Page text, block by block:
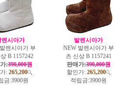
렌시아가
렌시아가 부
B 1157242
:390,000원
: 265,200
금:3900원
발렌시아가
NEW 발렌시아가 부
츠 신상 B 1157241
판매가:390,000원
할인가: 265,200
적립금:3900원